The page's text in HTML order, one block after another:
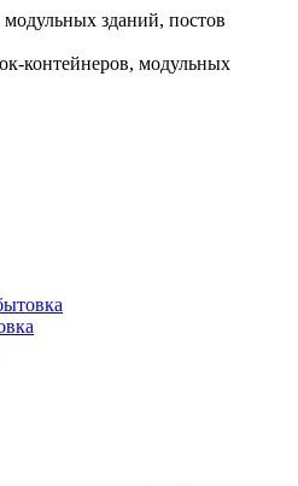
зданий, постов
контейнеров, модульных